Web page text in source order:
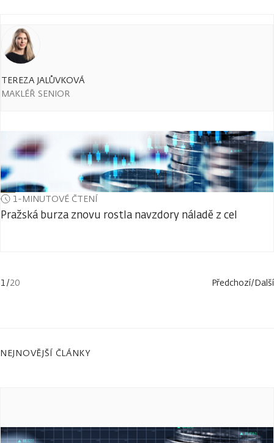
TEREZA JALŮVKOVÁ
MAKLÉŘ SENIOR
1-MINUTOVÉ ČTENÍ
Pražská burza znovu rostla navzdory náladě z cel
1/20 Předchozí/Další
NEJNOVĚJŠÍ ČLÁNKY